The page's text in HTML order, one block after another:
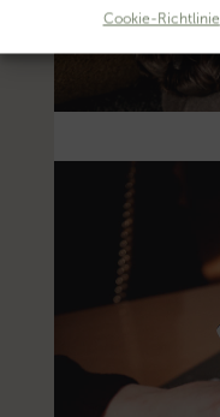
Cookie-Richtlinie